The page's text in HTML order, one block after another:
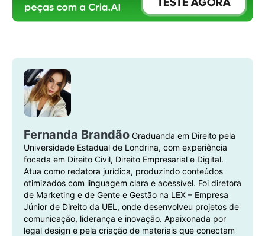
Fernanda Brandão Graduanda em Direito pela
Universidade Estadual de Londrina, com experiência
focada em Direito Civil, Direito Empresarial e Digital.
Atua como redatora jurídica, produzindo conteúdos
otimizados com linguagem clara e acessível. Foi diretora
de Marketing e de Gente e Gestão na LEX – Empresa
Júnior de Direito da UEL, onde desenvolveu projetos de
comunicação, liderança e inovação. Apaixonada por
legal design e pela criação de materiais que conectam